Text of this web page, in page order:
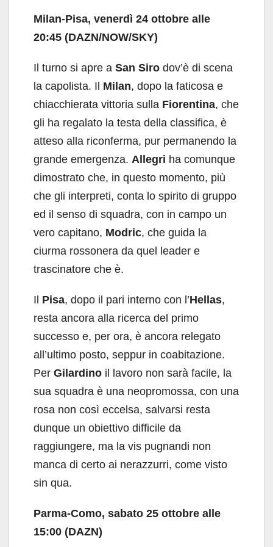
Milan-Pisa, venerdì 24 ottobre alle
20:45 (DAZN/NOW/SKY)
Il turno si apre a San Siro dov’è di scena
la capolista. Il Milan, dopo la faticosa e
chiacchierata vittoria sulla Fiorentina, che
gli ha regalato la testa della classifica, è
atteso alla riconferma, pur permanendo la
grande emergenza. Allegri ha comunque
dimostrato che, in questo momento, più
che gli interpreti, conta lo spirito di gruppo
ed il senso di squadra, con in campo un
vero capitano, Modric, che guida la
ciurma rossonera da quel leader e
trascinatore che è.
Il Pisa, dopo il pari interno con l’Hellas,
resta ancora alla ricerca del primo
successo e, per ora, è ancora relegato
all’ultimo posto, seppur in coabitazione.
Per Gilardino il lavoro non sarà facile, la
sua squadra è una neopromossa, con una
rosa non così eccelsa, salvarsi resta
dunque un obiettivo difficile da
raggiungere, ma la vis pugnandi non
manca di certo ai nerazzurri, come visto
sin qua.
Parma-Como, sabato 25 ottobre alle
15:00 (DAZN)